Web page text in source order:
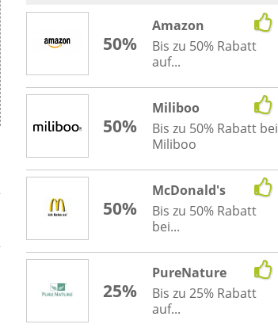
50%
Amazon
Bis zu 50% Rabatt
auf...
50%
Miliboo
Bis zu 50% Rabatt bei
Miliboo
50%
McDonald's
Bis zu 50% Rabatt
bei...
25%
PureNature
Bis zu 25% Rabatt
auf...